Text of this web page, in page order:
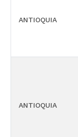
ANTIOQUIA
ANTIOQUIA